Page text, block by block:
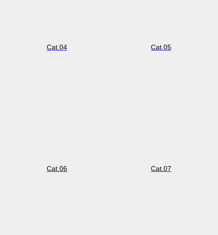
Cat.04 Cat.05
Cat.06 Cat.07